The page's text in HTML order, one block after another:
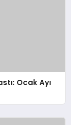
Ocak Ayı